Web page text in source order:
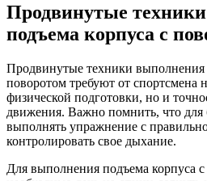
Продвинутые
подъема корпуса с
Продвинутые техники выполнения
поворотом требуют от спортсмена
физической подготовки, но и
движения. Важно помнить, что для
выполнять упражнение с
контролировать свое дыхание.
Для выполнения подъема корпуса